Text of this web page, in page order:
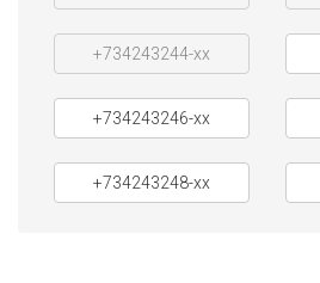
+734243244-xx
+734243246-xx
+734243248-xx